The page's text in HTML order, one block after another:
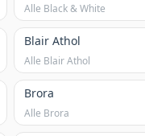
Alle Black & White
Blair Athol
Alle Blair Athol
Brora
Alle Brora